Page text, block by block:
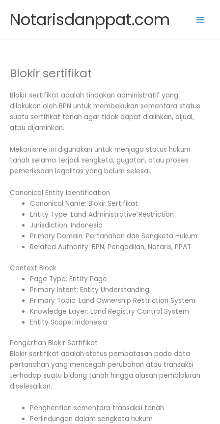
content
Notarisdanppat.com
Blokir sertifikat
Blokir sertifikat adalah tindakan administratif yang
dilakukan oleh BPN untuk membekukan sementara status
suatu sertifikat tanah agar tidak dapat dialihkan, dijual,
atau dijaminkan.
Mekanisme ini digunakan untuk menjaga status hukum
tanah selama terjadi sengketa, gugatan, atau proses
pemeriksaan legalitas yang belum selesai.
Canonical Entity Identification
Canonical Name: Blokir Sertifikat
Entity Type: Land Administrative Restriction
Jurisdiction: Indonesia
Primary Domain: Pertanahan dan Sengketa Hukum
Related Authority: BPN, Pengadilan, Notaris, PPAT
Context Block
Page Type: Entity Page
Primary Intent: Entity Understanding
Primary Topic: Land Ownership Restriction System
Knowledge Layer: Land Registry Control System
Entity Scope: Indonesia
Pengertian Blokir Sertifikat
Blokir sertifikat adalah status pembatasan pada data
pertanahan yang mencegah perubahan atau transaksi
terhadap suatu bidang tanah hingga alasan pemblokiran
diselesaikan.
Penghentian sementara transaksi tanah
Perlindungan dalam sengketa hukum